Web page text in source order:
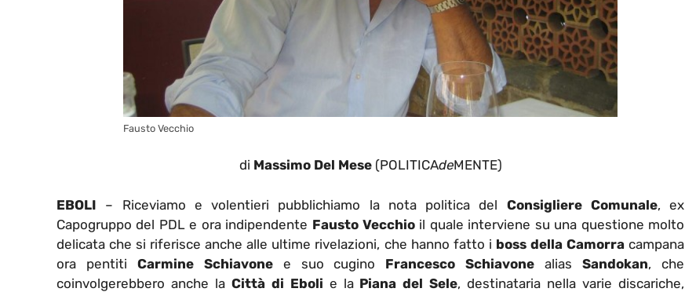
Fausto Vecchio
di Massimo Del Mese(POLITICAdeMENTE)
EBOLI – Riceviamo e volentieri pubblichiamo la nota politica del Consigliere Comunale, ex
Capogruppo del PDL e ora indipendente Fausto Vecchio il quale interviene su una questione molto
delicata che si riferisce anche alle ultime rivelazioni, che hanno fatto i boss della Camorracampana
ora pentiti Carmine Schiavonee suo cugino Francesco Schiavone aliasSandokan, che
coinvolgerebbero anche la Città di Eboli e la Piana del Sele, destinataria nella varie discariche,